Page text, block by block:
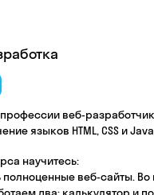
веб-
языков HTML, CSS и
научитесь:
полноценные веб-сайты.